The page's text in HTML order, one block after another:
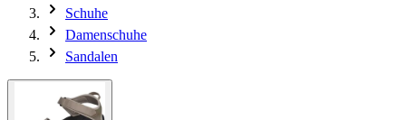
Schuhe
Damenschuhe
Sandalen